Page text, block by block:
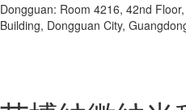
Dongguan: Room 4216, 42nd
Building, Dongguan City,